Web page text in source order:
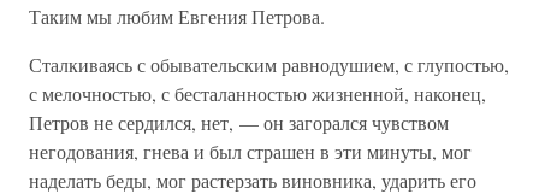
Таким мы любим Евгения Петрова.
Сталкиваясь с обывательским равнодушием, с глупостью,
с мелочностью, с бесталанностью жизненной, наконец,
Петров не сердился, нет, — он загорался чувством
негодования, гнева и был страшен в эти минуты, мог
наделать беды, мог растерзать виновника, ударить его